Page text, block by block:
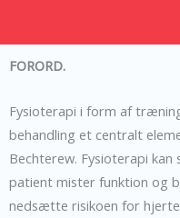
FORORD.
Fysioterapi i form af
behandling et centralt
Bechterew. Fysioterapi
patient mister funktion og
nedsætte risikoen for